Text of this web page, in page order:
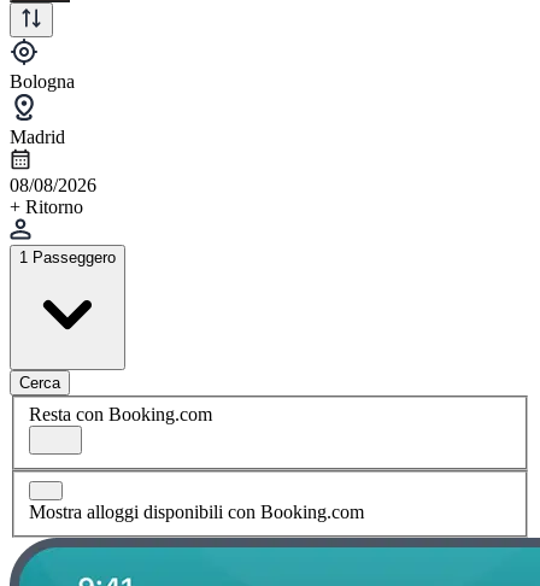
Bologna
Madrid
08/08/2026
+ Ritorno
1 Passeggero
Cerca
Resta con Booking.com
Mostra alloggi disponibili con Booking.com